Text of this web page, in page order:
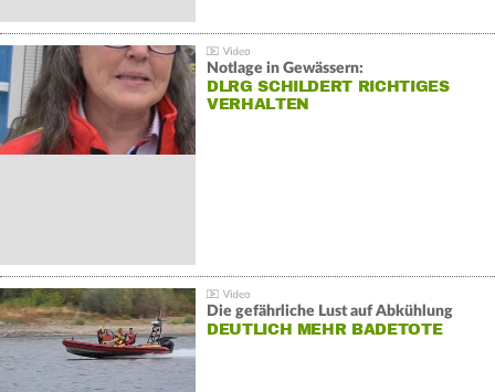
Notlage in Gewässern:
DLRG SCHILDERT RICHTIGES
VERHALTEN
Die gefährliche Lust auf Abkühlung
DEUTLICH MEHR BADETOTE